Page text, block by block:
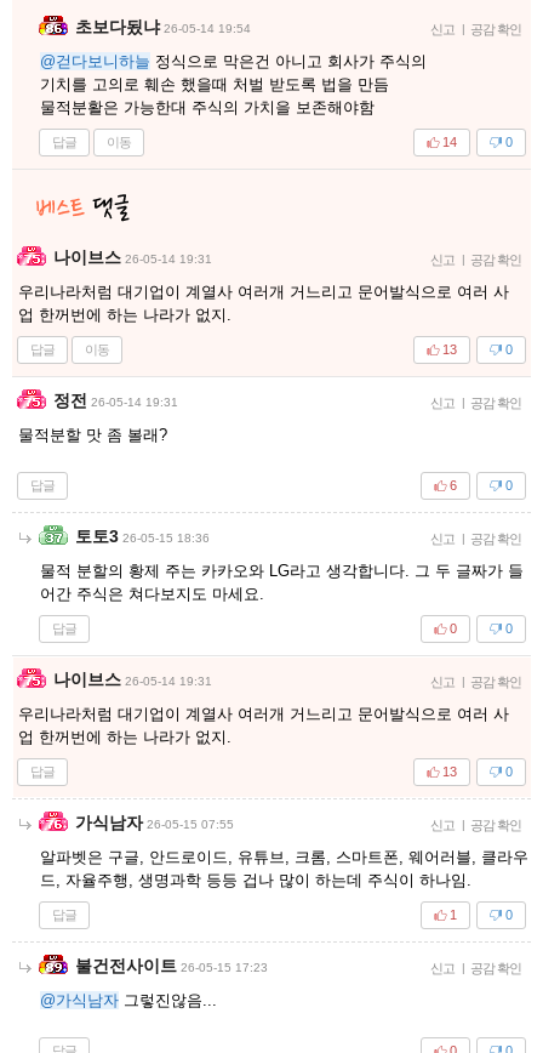
초보다됬냐 26-05-14 19:54 신고 | 공감 확인
@걷다보니하늘 정식으로 막은건 아니고 회사가 주식의
기치를 고의로 훼손 했을때 처벌 받도록 법을 만듬
물적분활은 가능한대 주식의 가치을 보존해야함
답글 이동 0
14
나이브스 26-05-14 19:31 신고 | 공감 확인
우리나라처럼 대기업이 계열사 여러개 거느리고 문어발식으로 여러 사
업 한꺼번에 하는 나라가 없지.
답글 이동 0
13
정전 26-05-14 19:31 신고 | 공감 확인
물적분할 맛 좀 볼래?
답글 0
6
토토3 26-05-15 18:36 신고 | 공감 확인
물적 분할의 황제 주는 카카오와 LG라고 생각합니다. 그 두 글짜가 들
어간 주식은 쳐다보지도 마세요.
답글 0
0
나이브스 26-05-14 19:31 신고 | 공감 확인
우리나라처럼 대기업이 계열사 여러개 거느리고 문어발식으로 여러 사
업 한꺼번에 하는 나라가 없지.
답글 0
13
가식남자 26-05-15 07:55 신고 | 공감 확인
알파벳은 구글, 안드로이드, 유튜브, 크롬, 스마트폰, 웨어러블, 클라우
드, 자율주행, 생명과학 등등 겁나 많이 하는데 주식이 하나임.
답글 0
1
불건전사이트 26-05-15 17:23 신고 | 공감 확인
@가식남자 그렇진않음...
답글